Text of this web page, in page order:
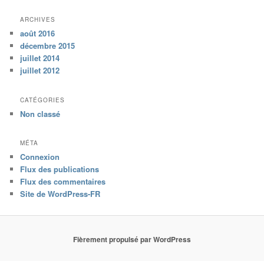
ARCHIVES
août 2016
décembre 2015
juillet 2014
juillet 2012
CATÉGORIES
Non classé
MÉTA
Connexion
Flux des publications
Flux des commentaires
Site de WordPress-FR
Fièrement propulsé par WordPress